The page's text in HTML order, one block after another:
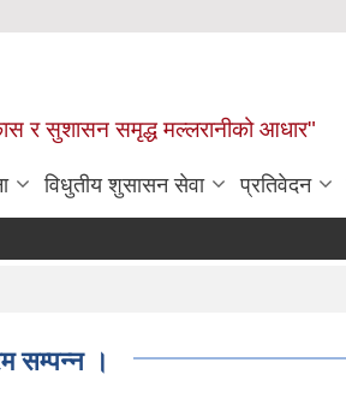
र सुशासन समृद्ध मल्लरानीको आधार"
विधुतीय शुसासन सेवा प्रतिवेदन
सम्पन्न ।